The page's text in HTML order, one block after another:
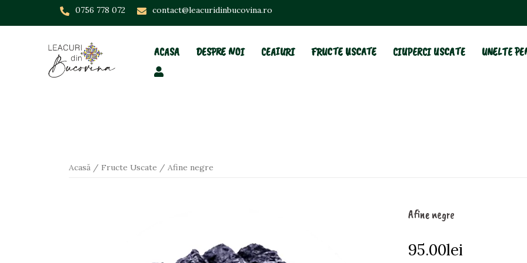
to
0756 778 072 contact@leacuridinbucovina.ro
ACASA DESPRE NOI CEAIURI FRUCTE USCATE CIUPERCI USCATE UNELTE
Acasă / Fructe Uscate / Afine negre
Afine negre
95.00lei